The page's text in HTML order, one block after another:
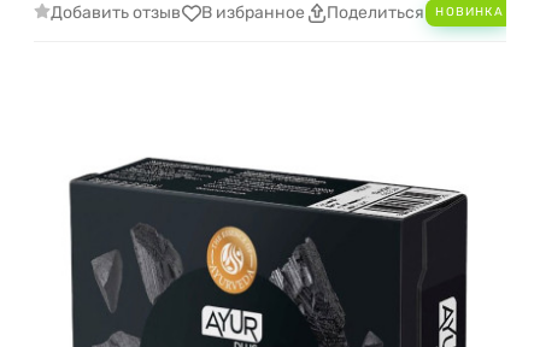
Добавить отзыв В избранное Поделиться НОВИНКА